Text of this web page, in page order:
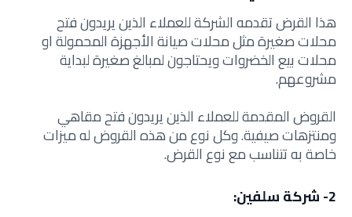
هذا القرض تقدمه الشركة للعملاء الذين يريدون فتح
محلات صغيرة مثل محلات صيانة الأجهزة المحمولة او
محلات بيع الخضروات ويحتاجون لمبالغ صغيرة لبداية
مشروعهم.
القروض المقدمة للعملاء الذين يريدون فتح مقاهي
ومنتزهات صيفية.وكل نوع من هذه القروض له ميزات
خاصة به تتناسب مع نوع القرض.
2- شركة سلفين: